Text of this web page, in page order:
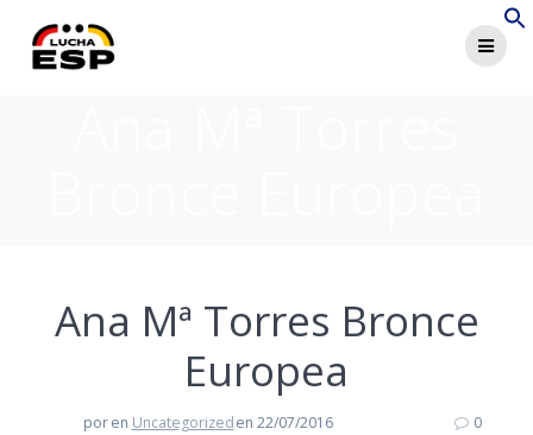
Ana Mª Torres Bronce
Europea
poren Uncategorizeden 22/07/2016 0